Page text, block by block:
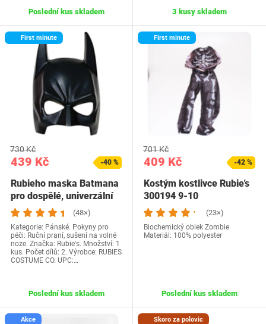
Poslední kus skladem 3 kusy skladem
First minute
439 Kč
730 Kč
-40 %
Rubieho maska Batmana
pro dospělé, univerzální
velikost,…
(48×)
Kategorie: Pánské. Pokyny pro
péči: Ruční praní, sušení na volné
noze. Značka: Rubie's. Množství: 1
kus. Počet dílů: 2. Výrobce: RUBIES
COSTUME CO. UPC:…
Poslední kus skladem
First minute
409 Kč
701 Kč
-42 %
Kostým kostlivce Rubie's
300194 9-10
(23×)
Biochemický oblek Zombie
Materiál: 100% polyester
Poslední kus skladem
Akce Skoro za polovic